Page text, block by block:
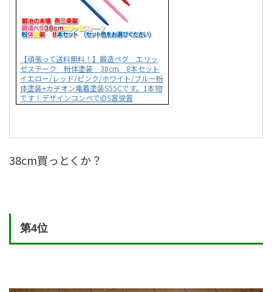
【頑張って送料無料！】鍛造ペグ エリッ
ゼステーク 粉体塗装 38cm 8本セット
イエロー/レッド/ピンク/ホワイト/ブルー粉
体塗装+カチオン電着塗装S55Cです。1本物
です！デザインコンペでIDS賞受賞
38cm買っとくか？
第4位